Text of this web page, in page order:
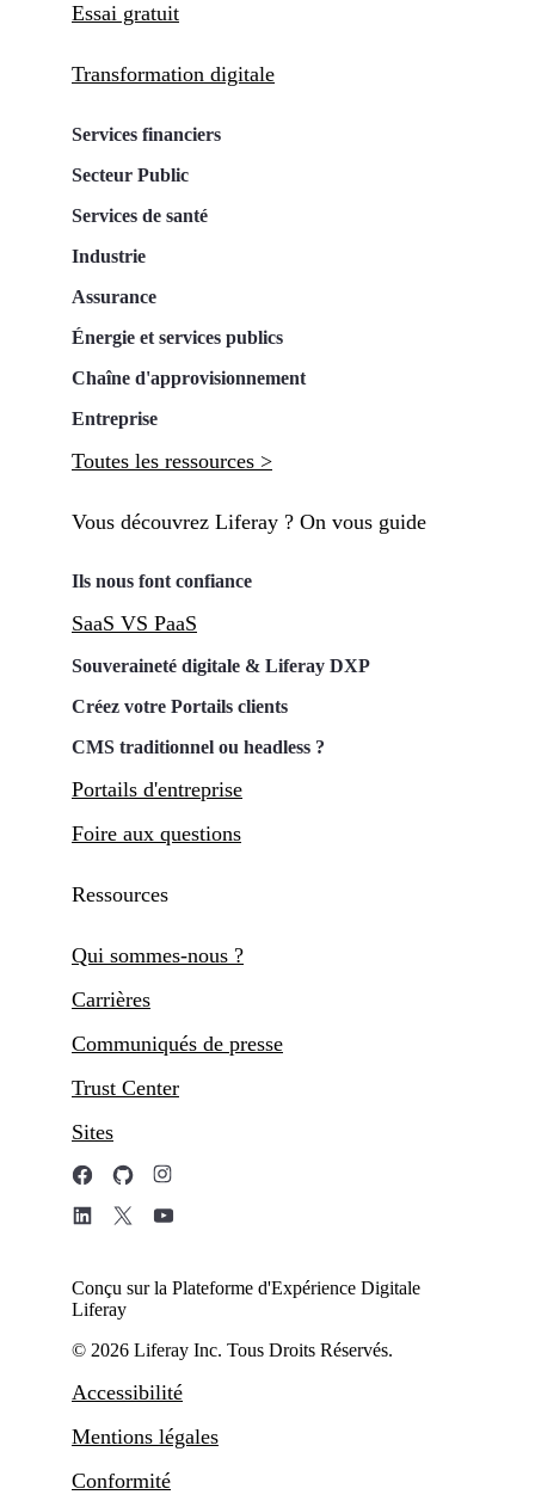
Essai gratuit
Transformation digitale
Services financiers
Secteur Public
Services de santé
Industrie
Assurance
Énergie et services publics
Chaîne d'approvisionnement
Entreprise
Toutes les ressources >
Vous découvrez Liferay ? On vous guide
Ils nous font confiance
SaaS VS PaaS
Souveraineté digitale & Liferay DXP
Créez votre Portails clients
CMS traditionnel ou headless ?
Portails d'entreprise
Foire aux questions
Ressources
Qui sommes-nous ?
Carrières
Communiqués de presse
Trust Center
Sites
Conçu sur la Plateforme d'Expérience Digitale
Liferay
© 2026 Liferay Inc. Tous Droits Réservés.
Accessibilité
Mentions légales
Conformité